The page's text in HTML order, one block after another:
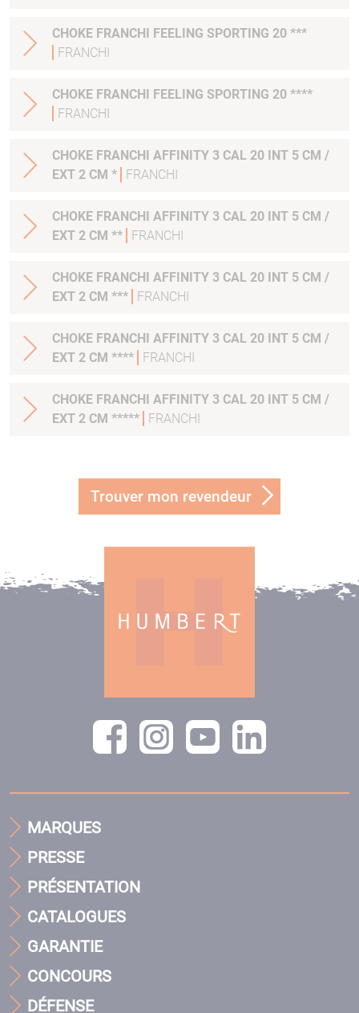
CHOKE FRANCHI FEELING SPORTING 20 ***
FRANCHI
CHOKE FRANCHI FEELING SPORTING 20 ****
FRANCHI
CHOKE FRANCHI AFFINITY 3 CAL 20 INT 5 CM /
EXT 2 CM *
FRANCHI
CHOKE FRANCHI AFFINITY 3 CAL 20 INT 5 CM /
EXT 2 CM **
FRANCHI
CHOKE FRANCHI AFFINITY 3 CAL 20 INT 5 CM /
EXT 2 CM ***
FRANCHI
CHOKE FRANCHI AFFINITY 3 CAL 20 INT 5 CM /
EXT 2 CM ****
FRANCHI
CHOKE FRANCHI AFFINITY 3 CAL 20 INT 5 CM /
EXT 2 CM *****
FRANCHI
Trouver mon revendeur
MARQUES
PRESSE
PRÉSENTATION
CATALOGUES
GARANTIE
CONCOURS
DÉFENSE